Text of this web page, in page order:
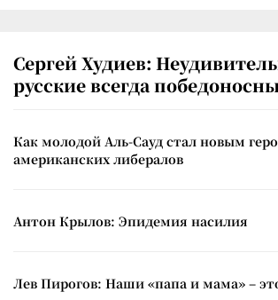
Сергей Худиев:
русские всегда
Как молодой Аль-Сауд стал новым
американских либералов
Антон Крылов: Эпидемия насилия
Лев Пирогов: Наши «папа и мама» –